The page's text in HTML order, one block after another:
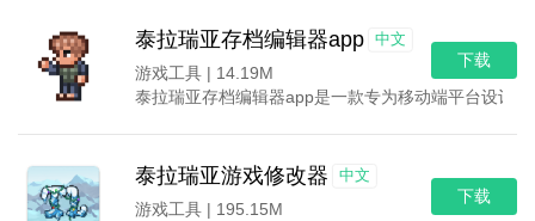
泰拉瑞亚存档编辑器app 中文
游戏工具 | 14.19M
泰拉瑞亚存档编辑器app是一款专为移动端平台设计
下载
泰拉瑞亚游戏修改器 中文
游戏工具 | 195.15M
下载